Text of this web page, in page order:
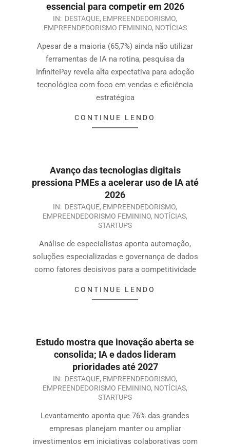
essencial para competir em 2026
IN: DESTAQUE, EMPREENDEDORISMO,
EMPREENDEDORISMO FEMININO, NOTÍCIAS
Apesar de a maioria (65,7%) ainda não utilizar
ferramentas de IA na rotina, pesquisa da
InfinitePay revela alta expectativa para adoção
tecnológica com foco em vendas e eficiência
estratégica
CONTINUE LENDO
Avanço das tecnologias digitais
pressiona PMEs a acelerar uso de IA até
2026
IN: DESTAQUE, EMPREENDEDORISMO,
EMPREENDEDORISMO FEMININO, NOTÍCIAS,
STARTUPS
Análise de especialistas aponta automação,
soluções especializadas e governança de dados
como fatores decisivos para a competitividade
CONTINUE LENDO
Estudo mostra que inovação aberta se
consolida; IA e dados lideram
prioridades até 2027
IN: DESTAQUE, EMPREENDEDORISMO,
EMPREENDEDORISMO FEMININO, NOTÍCIAS,
STARTUPS
Levantamento aponta que 76% das grandes
empresas planejam manter ou ampliar
investimentos em iniciativas colaborativas com